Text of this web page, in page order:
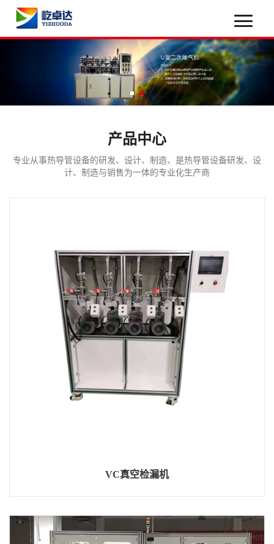
产品中心
专业从事热导管设备的研发、设计、制造、是热导管设备研发、设
计、制造与销售为一体的专业化生产商
VC真空检漏机